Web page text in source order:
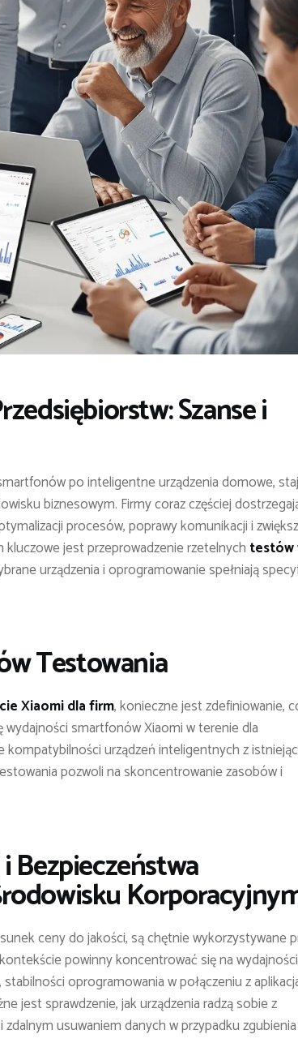
Szanse i
po inteligentne urządzenia domowe,
biznesowym. Firmy coraz częściej
procesów, poprawy komunikacji i
jest przeprowadzenie rzetelnych testów
urządzenia i oprogramowanie spełniają
Testowania
Xiaomi dla firm, konieczne jest zdefiniowanie,
smartfonów Xiaomi w terenie dla
urządzeń inteligentnych z
pozwoli na skoncentrowanie zasobów i
Bezpieczeństwa
ceny do jakości, są chętnie wykorzystywane
powinny koncentrować się na wydajności
oprogramowania w połączeniu z
jest sprawdzenie, jak urządzenia radzą sobie z
usuwaniem danych w przypadku